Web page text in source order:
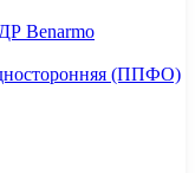
Benarmo
(ППФО)